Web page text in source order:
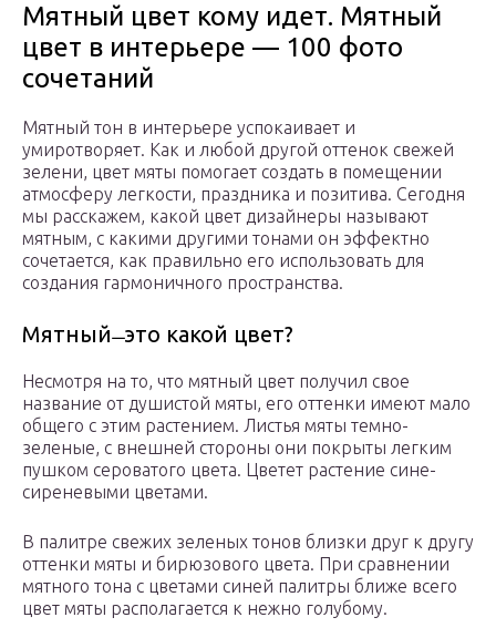
Мятный цвет кому идет. Мятный
цвет в интерьере — 100 фото
сочетаний
Мятный тон в интерьере успокаивает и
умиротворяет. Как и любой другой оттенок свежей
зелени, цвет мяты помогает создать в помещении
атмосферу легкости, праздника и позитива. Сегодня
мы расскажем, какой цвет дизайнеры называют
мятным, с какими другими тонами он эффектно
сочетается, как правильно его использовать для
создания гармоничного пространства.
Мятный ̶ это какой цвет?
Несмотря на то, что мятный цвет получил свое
название от душистой мяты, его оттенки имеют мало
общего с этим растением. Листья мяты темно-
зеленые, с внешней стороны они покрыты легким
пушком сероватого цвета. Цветет растение сине-
сиреневыми цветами.
В палитре свежих зеленых тонов близки друг к другу
оттенки мяты и бирюзового цвета. При сравнении
мятного тона с цветами синей палитры ближе всего
цвет мяты располагается к нежно голубому.